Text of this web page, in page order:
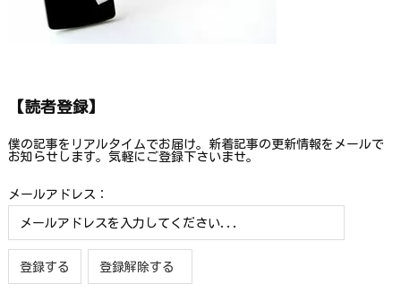
【読者登録】
僕の記事をリアルタイムでお届け。新着記事の更新情報をメールで
お知らせします。気軽にご登録下さいませ。
メールアドレス：